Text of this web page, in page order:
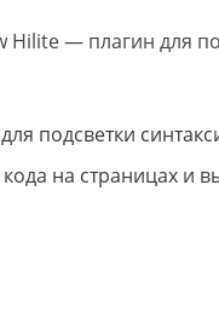
— плагин для
на страницах и